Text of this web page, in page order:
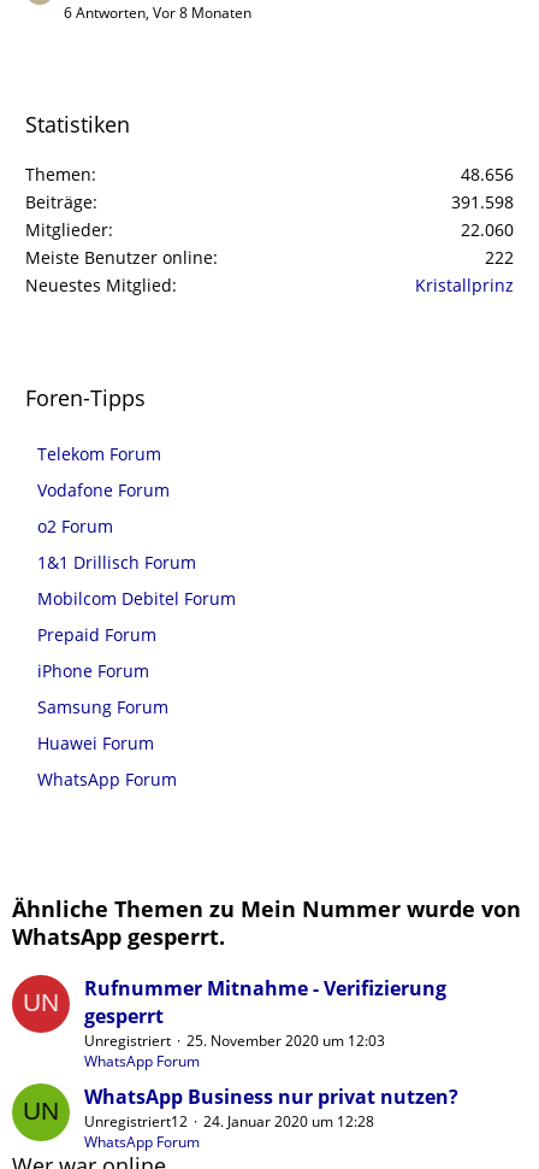
6 Antworten, Vor 8 Monaten
Statistiken
Themen
48.656
Beiträge
391.598
Mitglieder
22.060
Meiste Benutzer online
222
Neuestes Mitglied
Kristallprinz
Foren-Tipps
Telekom Forum
Vodafone Forum
o2 Forum
1&1 Drillisch Forum
Mobilcom Debitel Forum
Prepaid Forum
iPhone Forum
Samsung Forum
Huawei Forum
WhatsApp Forum
Ähnliche Themen zu Mein Nummer wurde von
WhatsApp gesperrt.
Rufnummer Mitnahme - Verifizierung
gesperrt
Unregistriert
25. November 2020 um 12:03
WhatsApp Forum
WhatsApp Business nur privat nutzen?
Unregistriert12
24. Januar 2020 um 12:28
WhatsApp Forum